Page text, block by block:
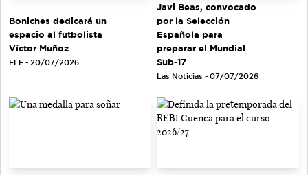
Boniches dedicará un
espacio al futbolista
Víctor Muñoz
EFE - 20/07/2026
Javi Beas, convocado
por la Selección
Española para
preparar el Mundial
Sub-17
Las Noticias - 07/07/2026